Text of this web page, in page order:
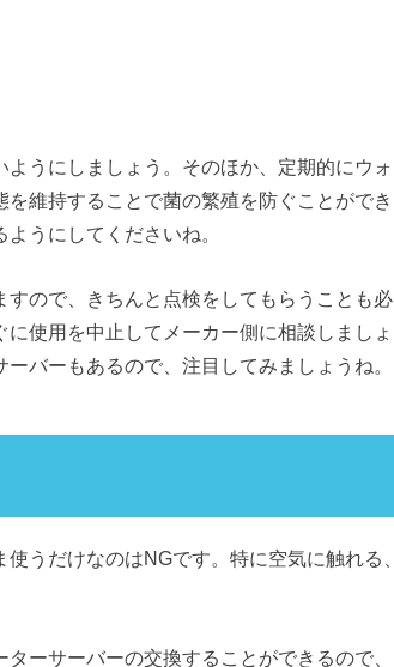
うにしましょう。そのほか、定期的にウォ
維持することで菌の繁殖を防ぐことができ
うにしてくださいね。
ので、きちんと点検をしてもらうことも必
使用を中止してメーカー側に相談しましょ
バーもあるので、注目してみましょうね。
うだけなのはNGです。特に空気に触れる、
ーサーバーの交換することができるので、